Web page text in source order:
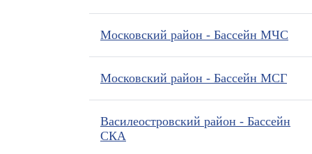
Московский район - Бассейн МЧС
Московский район - Бассейн МСГ
Василеостровский район - Бассейн
СКА